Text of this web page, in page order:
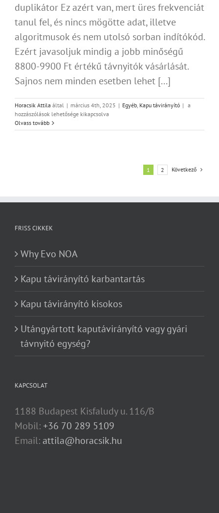
duplikátor Ez azért van, mert üres frekvenciát
tanul fel, és nincs mögötte adat, illetve
algoritmusok és nem utolsó sorban indítókód.
Ezért javasoljuk mindig a jobb minőségű
8800-9900 Ft értékű távnyitók vásárlását.
Sajnos nem minden esetben lehet [...]
Horacsik Attila által | március 4th, 2025 | Egyéb, Kapu távirányító | Utángyártott
gyári
a
hozzászólások lehetősége kikapcsolva
Olvass tovább
1 2 Következő
FRISS CIKKEK
Why Evo NOA
Kapu távirányító karbantartás
Kapu távirányító kisokos
Utángyártott kaputávirányító vagy gyári
távnyitó egység?
KAPCSOLAT
1188 Budapest Kisfaludy u. 116/B
Mobil:+36 70 289 5109
Email: attila@horacsik.hu